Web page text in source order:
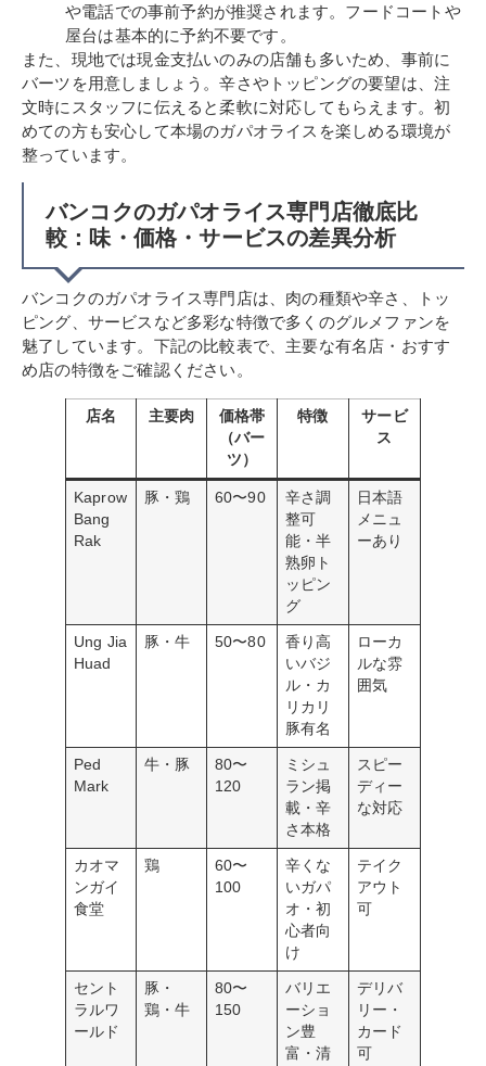
や電話での事前予約が推奨されます。フードコートや
屋台は基本的に予約不要です。
また、現地では現金支払いのみの店舗も多いため、事前に
バーツを用意しましょう。辛さやトッピングの要望は、注
文時にスタッフに伝えると柔軟に対応してもらえます。初
めての方も安心して本場のガパオライスを楽しめる環境が
整っています。
バンコクのガパオライス専門店徹底比
較：味・価格・サービスの差異分析
バンコクのガパオライス専門店は、肉の種類や辛さ、トッ
ピング、サービスなど多彩な特徴で多くのグルメファンを
魅了しています。下記の比較表で、主要な有名店・おすす
め店の特徴をご確認ください。
店名 主要肉
価格帯
（バー
ツ）
特徴
サービ
ス
Kaprow
Bang
Rak
豚・鶏 60〜90
辛さ調
整可
能・半
熟卵ト
ッピン
グ
日本語
メニュ
ーあり
Ung Jia
Huad
豚・牛 50〜80
香り高
いバジ
ル・カ
リカリ
豚有名
ローカ
ルな雰
囲気
Ped
Mark
牛・豚
80〜
120
ミシュ
ラン掲
載・辛
さ本格
スピー
ディー
な対応
カオマ
ンガイ
食堂
鶏
60〜
100
辛くな
いガパ
オ・初
心者向
け
テイク
アウト
可
セント
ラルワ
ールド
豚・
鶏・牛
80〜
150
バリエ
ーショ
ン豊
富・清
デリバ
リー・
カード
可